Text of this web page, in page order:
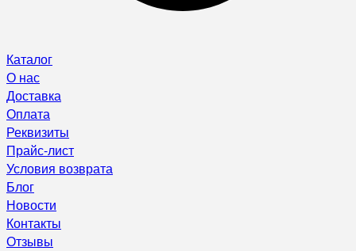
Каталог
О нас
Доставка
Оплата
Реквизиты
Прайс-лист
Условия возврата
Блог
Новости
Контакты
Отзывы